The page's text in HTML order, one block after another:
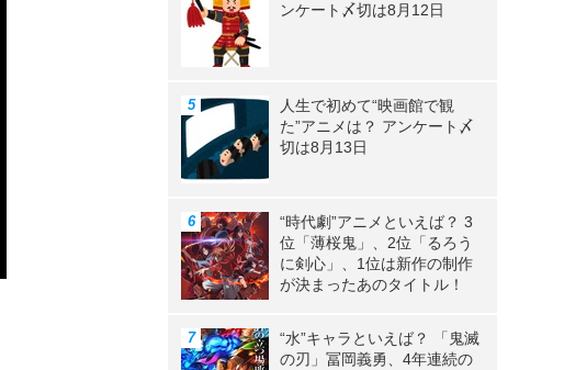
ンケート〆切は8月12日
人生で初めて“映画館で観
た”アニメは？ アンケート〆
切は8月13日
“時代劇”アニメといえば？ 3
位「薄桜鬼」、2位「るろう
に剣心」、1位は新作の制作
が決まったあのタイトル！
“水”キャラといえば？ 「鬼滅
の刃」冨岡義勇、4年連続の